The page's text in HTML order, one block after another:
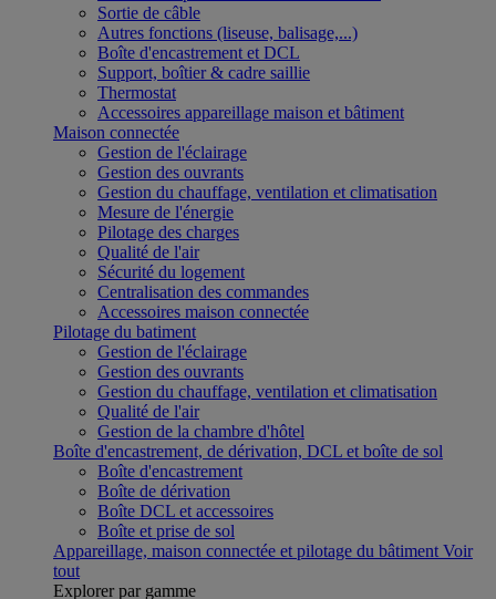
Sortie de câble
Autres fonctions (liseuse, balisage,...)
Boîte d'encastrement et DCL
Support, boîtier & cadre saillie
Thermostat
Accessoires appareillage maison et bâtiment
Maison connectée
Gestion de l'éclairage
Gestion des ouvrants
Gestion du chauffage, ventilation et climatisation
Mesure de l'énergie
Pilotage des charges
Qualité de l'air
Sécurité du logement
Centralisation des commandes
Accessoires maison connectée
Pilotage du batiment
Gestion de l'éclairage
Gestion des ouvrants
Gestion du chauffage, ventilation et climatisation
Qualité de l'air
Gestion de la chambre d'hôtel
Boîte d'encastrement, de dérivation, DCL et boîte de sol
Boîte d'encastrement
Boîte de dérivation
Boîte DCL et accessoires
Boîte et prise de sol
Appareillage, maison connectée et pilotage du bâtiment Voir
tout
Explorer par gamme